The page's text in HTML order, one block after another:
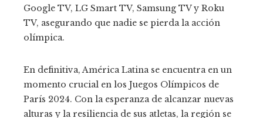
Google TV, LG Smart TV, Samsung TV y Roku
TV, asegurando que nadie se pierda la acción
olímpica.
En definitiva, América Latina se encuentra en un
momento crucial en los Juegos Olímpicos de
París 2024. Con la esperanza de alcanzar nuevas
alturas y la resiliencia de sus atletas, la región se